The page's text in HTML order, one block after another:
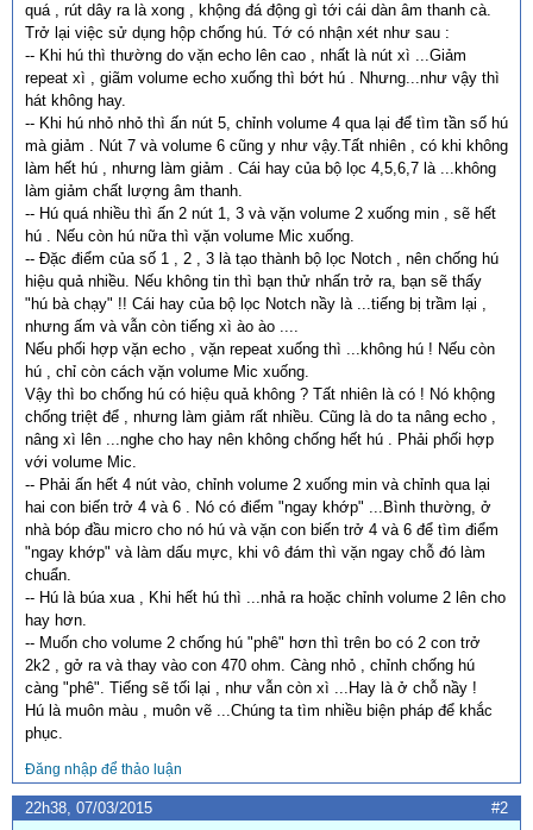
quá , rút dây ra là xong , khộng đá động gì tới cái dàn âm thanh cà.
Trở lại việc sử dụng hộp chống hú. Tớ có nhận xét như sau :
-- Khi hú thì thường do vặn echo lên cao , nhất là nút xì ...Giảm
repeat xì , giãm volume echo xuống thì bớt hú . Nhưng...như vậy thì
hát không hay.
-- Khi hú nhỏ nhỏ thì ấn nút 5, chỉnh volume 4 qua lại để tìm tần số hú
mà giảm . Nút 7 và volume 6 cũng y như vậy.Tất nhiên , có khi không
làm hết hú , nhưng làm giảm . Cái hay của bộ lọc 4,5,6,7 là ...không
làm giảm chất lượng âm thanh.
-- Hú quá nhiều thì ấn 2 nút 1, 3 và vặn volume 2 xuống min , sẽ hết
hú . Nếu còn hú nữa thì vặn volume Mic xuống.
-- Đặc điểm của số 1 , 2 , 3 là tạo thành bộ lọc Notch , nên chống hú
hiệu quả nhiều. Nếu không tin thì bạn thử nhấn trở ra, bạn sẽ thấy
"hú bà chạy" !! Cái hay của bộ lọc Notch nầy là ...tiếng bị trầm lại ,
nhưng ấm và vẫn còn tiếng xì ào ào ....
Nếu phối hợp vặn echo , vặn repeat xuống thì ...không hú ! Nếu còn
hú , chỉ còn cách vặn volume Mic xuống.
Vậy thì bo chống hú có hiệu quả không ? Tất nhiên là có ! Nó khộng
chống triệt để , nhưng làm giảm rất nhiều. Cũng là do ta nâng echo ,
nâng xì lên ...nghe cho hay nên không chống hết hú . Phải phối hợp
với volume Mic.
-- Phải ấn hết 4 nút vào, chỉnh volume 2 xuống min và chỉnh qua lại
hai con biến trở 4 và 6 . Nó có điểm "ngay khớp" ...Bình thường, ở
nhà bóp đầu micro cho nó hú và vặn con biến trở 4 và 6 để tìm điểm
"ngay khớp" và làm dấu mực, khi vô đám thì vặn ngay chỗ đó làm
chuẩn.
-- Hú là búa xua , Khi hết hú thì ...nhả ra hoặc chỉnh volume 2 lên cho
hay hơn.
-- Muốn cho volume 2 chống hú "phê" hơn thì trên bo có 2 con trở
2k2 , gở ra và thay vào con 470 ohm. Càng nhỏ , chỉnh chống hú
càng "phê". Tiếng sẽ tối lại , như vẫn còn xì ...Hay là ở chỗ nầy !
Hú là muôn màu , muôn vẽ ...Chúng ta tìm nhiều biện pháp để khắc
phục.
Đăng nhập để thảo luận
22h38, 07/03/2015
#2